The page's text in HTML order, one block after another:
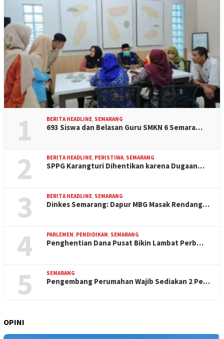
1 BERITA HEADLINE, SEMARANG
693 Siswa dan Belasan Guru SMKN 6 Semara…
2 BERITA HEADLINE, PERISTIWA, SEMARANG
SPPG Karangturi Dihentikan karena Dugaan…
3 BERITA HEADLINE, SEMARANG
Dinkes Semarang: Dapur MBG Masak Rendang…
4 PARLEMEN, PENDIDIKAN, SEMARANG
Penghentian Dana Pusat Bikin Lambat Perb…
5 SEMARANG
Pengembang Perumahan Wajib Sediakan 2 Pe…
OPINI